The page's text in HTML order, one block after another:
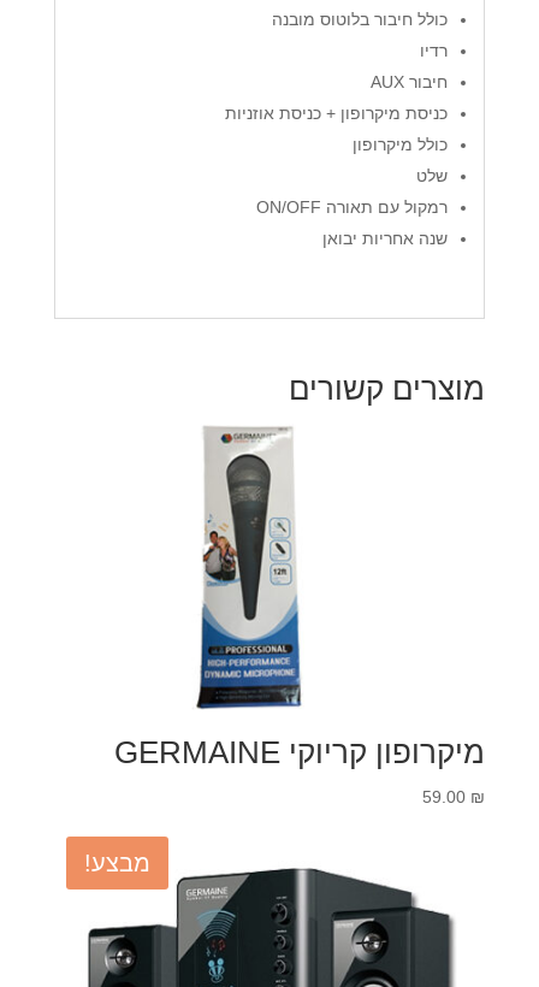
כולל חיבור בלוטוס מובנה
רדיו
חיבור AUX
כניסת מיקרופון + כניסת אוזניות
כולל מיקרופון
שלט
רמקול עם תאורה ON/OFF
שנה אחריות יבואן
מוצרים קשורים
מיקרופון קריוקי GERMAINE
59.00 ₪
מבצע!